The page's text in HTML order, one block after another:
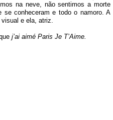
na neve, não sentimos a morte
se conheceram e todo o namoro. A
e ela, atriz.
j’ai aimé Paris Je T’Aime.